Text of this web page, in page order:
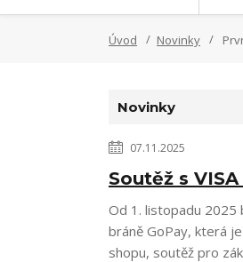
Úvod Novinky
Novinky
07.11.2025
Soutěž s
Od 1. listopadu 2025
bráně GoPay, která
shopu, soutěž pro